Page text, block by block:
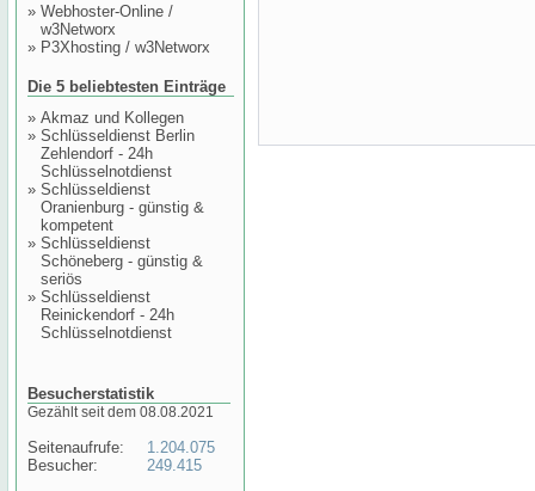
» Webhoster-Online /
w3Networx
» P3Xhosting / w3Networx
Die 5 beliebtesten Einträge
» Akmaz und Kollegen
» Schlüsseldienst Berlin
Zehlendorf - 24h
Schlüsselnotdienst
» Schlüsseldienst
Oranienburg - günstig &
kompetent
» Schlüsseldienst
Schöneberg - günstig &
seriös
» Schlüsseldienst
Reinickendorf - 24h
Schlüsselnotdienst
Besucherstatistik
Gezählt seit dem 08.08.2021
Seitenaufrufe:
Besucher:
1.204.075
249.415